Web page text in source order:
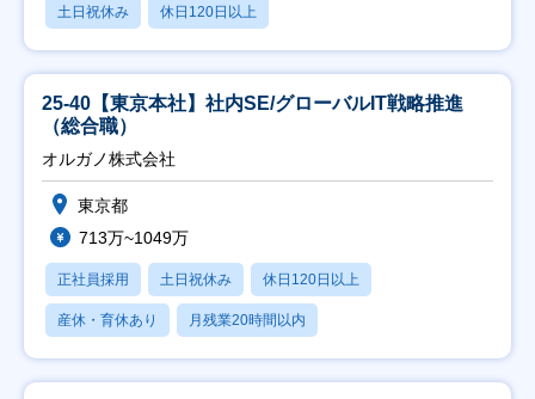
土日祝休み 休日120日以上
25-40【東京本社】社内SE/グローバルIT戦略推進
（総合職）
オルガノ株式会社
東京都
713万~1049万
正社員採用 土日祝休み 休日120日以上
産休・育休あり 月残業20時間以内